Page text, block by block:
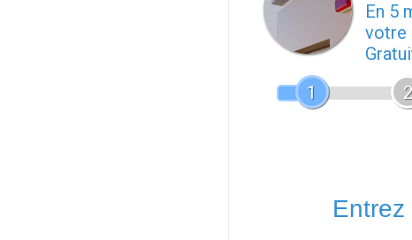
En 5
votre
1
2